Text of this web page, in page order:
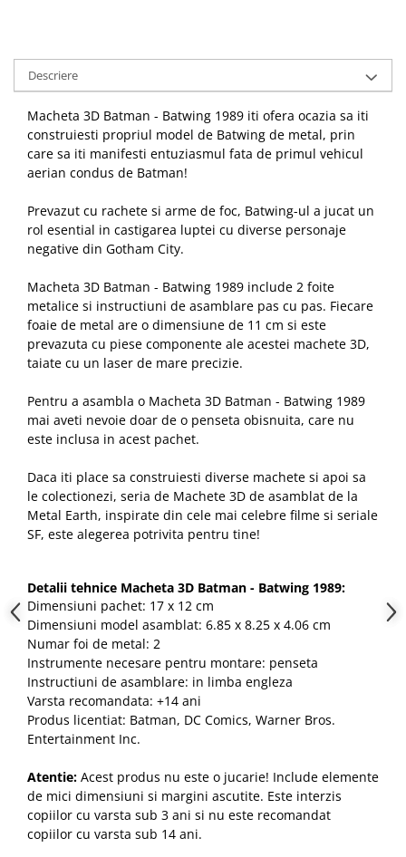
Descriere
Macheta 3D Batman - Batwing 1989 iti ofera ocazia sa iti
construiesti propriul model de Batwing de metal, prin
care sa iti manifesti entuziasmul fata de primul vehicul
aerian condus de Batman!
Prevazut cu rachete si arme de foc, Batwing-ul a jucat un
rol esential in castigarea luptei cu diverse personaje
negative din Gotham City.
Macheta 3D Batman - Batwing 1989 include 2 foite
metalice si instructiuni de asamblare pas cu pas. Fiecare
foaie de metal are o dimensiune de 11 cm si este
prevazuta cu piese componente ale acestei machete 3D,
taiate cu un laser de mare precizie.
Pentru a asambla o Macheta 3D Batman - Batwing 1989
mai aveti nevoie doar de o penseta obisnuita, care nu
este inclusa in acest pachet.
Daca iti place sa construiesti diverse machete si apoi sa
le colectionezi, seria de Machete 3D de asamblat de la
Metal Earth, inspirate din cele mai celebre filme si seriale
SF, este alegerea potrivita pentru tine!
Detalii tehnice Macheta 3D Batman - Batwing 1989:
Dimensiuni pachet: 17 x 12 cm
Dimensiuni model asamblat: 6.85 x 8.25 x 4.06 cm
Numar foi de metal: 2
Instrumente necesare pentru montare: penseta
Instructiuni de asamblare: in limba engleza
Varsta recomandata: +14 ani
Produs licentiat: Batman, DC Comics, Warner Bros.
Entertainment Inc.
Atentie: Acest produs nu este o jucarie! Include elemente
de mici dimensiuni si margini ascutite. Este interzis
copiilor cu varsta sub 3 ani si nu este recomandat
copiilor cu varsta sub 14 ani.